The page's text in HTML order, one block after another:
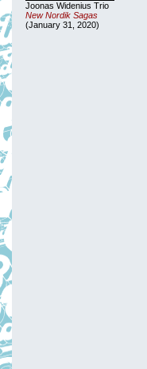
Joonas Widenius Trio
New Nordik Sagas
(January 31, 2020)